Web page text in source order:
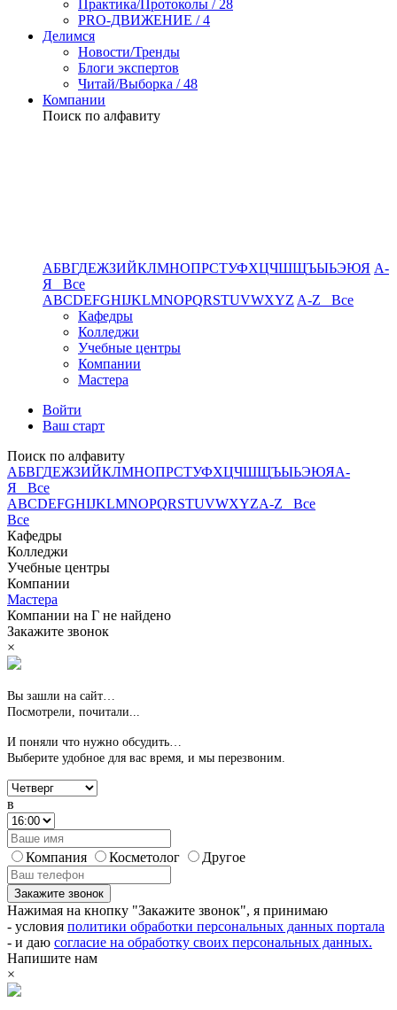
Практика/Протоколы / 28
PRO-ДВИЖЕНИЕ / 4
Делимся
Новости/Тренды
Блоги экспертов
Читай/Выборка / 48
Компании
Поиск по алфавиту
АБВГДЕЖЗИЙКЛМНОПРСТУФХЦЧШЩЪЫЬЭЮЯ А-
Я Все
ABCDEFGHIJKLMNOPQRSTUVWXYZ A-Z Все
Кафедры
Колледжи
Учебные центры
Компании
Мастера
Войти
Ваш старт
Поиск по алфавиту
АБВГДЕЖЗИЙКЛМНОПРСТУФХЦЧШЩЪЫЬЭЮЯА-
Я Все
ABCDEFGHIJKLMNOPQRSTUVWXYZA-Z Все
Все
Кафедры
Колледжи
Учебные центры
Компании
Мастера
Компании на Г не найдено
Закажите звонок
×
Вы зашли на сайт…
Посмотрели, почитали...
И поняли что нужно обсудить…
Выберите удобное для вас время, и мы перезвоним.
в
Компания Косметолог Другое
Закажите звонок
Нажимая на кнопку "Закажите звонок", я принимаю
- условия политики обработки персональных данных портала
- и даю согласие на обработку своих персональных данных.
Напишите нам
×